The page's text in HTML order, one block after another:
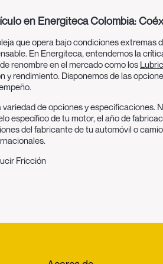
en Energiteca Colombia:
que opera bajo condiciones
En Energiteca, entendemos la
renombre en el mercado como los
y rendimiento. Disponemos de las
de opciones y especificaciones.
específico de tu motor, el año de
del fabricantede tu automóvil o
.
Fricción
más allá de simplemente facilitar el
metal. Esto minimiza drásticamente la
donde puede disiparse. Ayuda a